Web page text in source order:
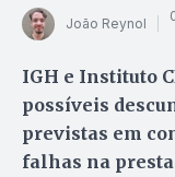
João Reynol
IGH e Instituto
possíveis
previstas em
falhas na